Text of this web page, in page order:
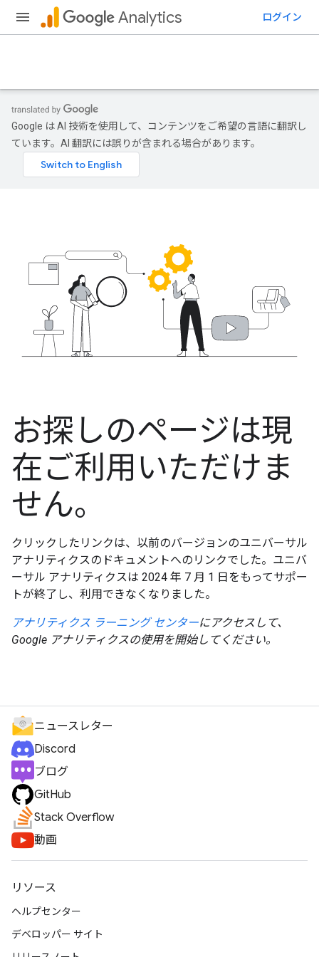
Analytics ログイン
Google は AI 技術を使用して、コンテンツをご希望の言語に翻訳し
ています。AI 翻訳には誤りが含まれる場合があります。
お探しのページは現
在ご利用いただけま
せん。
クリックしたリンクは、以前のバージョンのユニバーサル
アナリティクスのドキュメントへのリンクでした。ユニバ
ーサル アナリティクスは 2024 年 7 月 1 日をもってサポー
トが終了し、利用できなくなりました。
アナリティクス ラーニング センターにアクセスして、
Google アナリティクスの使用を開始してください。
ニュースレター
Discord
ブログ
GitHub
Stack Overflow
動画
リソース
ヘルプセンター
デベロッパー サイト